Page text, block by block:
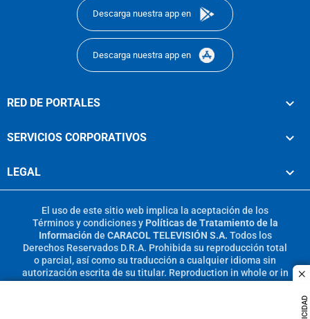
Descarga nuestra app en
Descarga nuestra app en
RED DE PORTALES
SERVICIOS CORPORATIVOS
LEGAL
El uso de este sitio web implica la aceptación de los
Términos y condicionesy Políticas de Tratamiento de la
Información de CARACOL TELEVISIÓN S.A. Todos los
Derechos Reservados D.R.A. Prohibida su reproducción total
o parcial, así como su traducción a cualquier idioma sin
autorización escrita de su titular. Reproduction in whole or in